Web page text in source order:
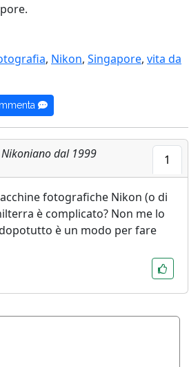
, Nikon, Singapore, vita da
Nikoniano dal 1999 1
fotografiche Nikon (o di
è complicato? Non me lo
è un modo per fare